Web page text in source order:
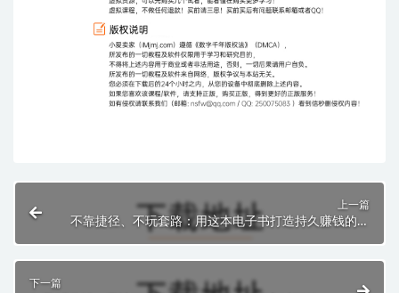
上一篇
不靠捷径、不玩套路：用这本电子书打造持久赚钱的个
下一篇